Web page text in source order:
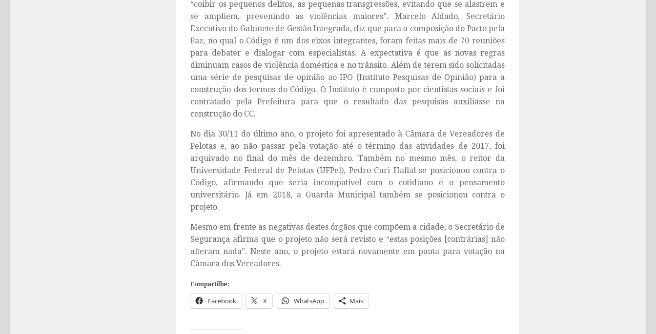
“coibir os pequenos delitos, as pequenas transgressões, evitando que se alastrem e
se ampliem, prevenindo as violências maiores”. Marcelo Aldado, Secretário
Executivo do Gabinete de Gestão Integrada, diz que para a composição do Pacto pela
Paz, no qual o Código é um dos eixos integrantes, foram feitas mais de 70 reuniões
para debater e dialogar com especialistas. A expectativa é que as novas regras
diminuam casos de violência doméstica e no trânsito. Além de terem sido solicitadas
uma série de pesquisas de opinião ao IPO (Instituto Pesquisas de Opinião) para a
construção dos termos do Código. O Instituto é composto por cientistas sociais e foi
contratado pela Prefeitura para que o resultado das pesquisas auxiliasse na
construção do CC.
No dia 30/11 do último ano, o projeto foi apresentado à Câmara de Vereadores de
Pelotas e, ao não passar pela votação até o término das atividades de 2017, foi
arquivado no final do mês de dezembro. Também no mesmo mês, o reitor da
Universidade Federal de Pelotas (UFPel), Pedro Curi Hallal se posicionou contra o
Código, afirmando que seria incompatível com o cotidiano e o pensamento
universitário. Já em 2018, a Guarda Municipal também se posicionou contra o
projeto.
Mesmo em frente as negativas destes órgãos que compõem a cidade, o Secretário de
Segurança afirma que o projeto não será revisto e “estas posições [contrárias] não
alteram nada”. Neste ano, o projeto estará novamente em pauta para votação na
Câmara dos Vereadores.
Compartilhe:
Facebook X WhatsApp Mais